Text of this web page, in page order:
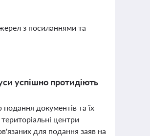
з посиланнями та
успішно протидіють
подання документів та їх
центри
для подання заяв на